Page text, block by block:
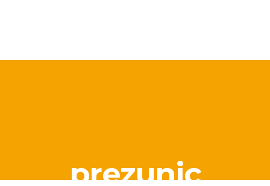
prezunic